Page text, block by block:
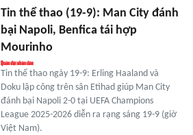
Tin thể thao (19-9): Man City đánh
bại Napoli, Benfica tái hợp
Mourinho
Tin thể thao ngày 19-9: Erling Haaland và
Doku lập công trên sân Etihad giúp Man City
đánh bại Napoli 2-0 tại UEFA Champions
League 2025-2026 diễn ra rạng sáng 19-9 (giờ
Việt Nam).